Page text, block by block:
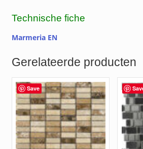
Technische fiche
Marmeria EN
Gerelateerde producten
Save